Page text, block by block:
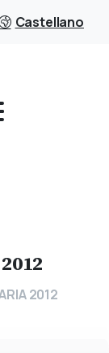
Castellano
2012
2012